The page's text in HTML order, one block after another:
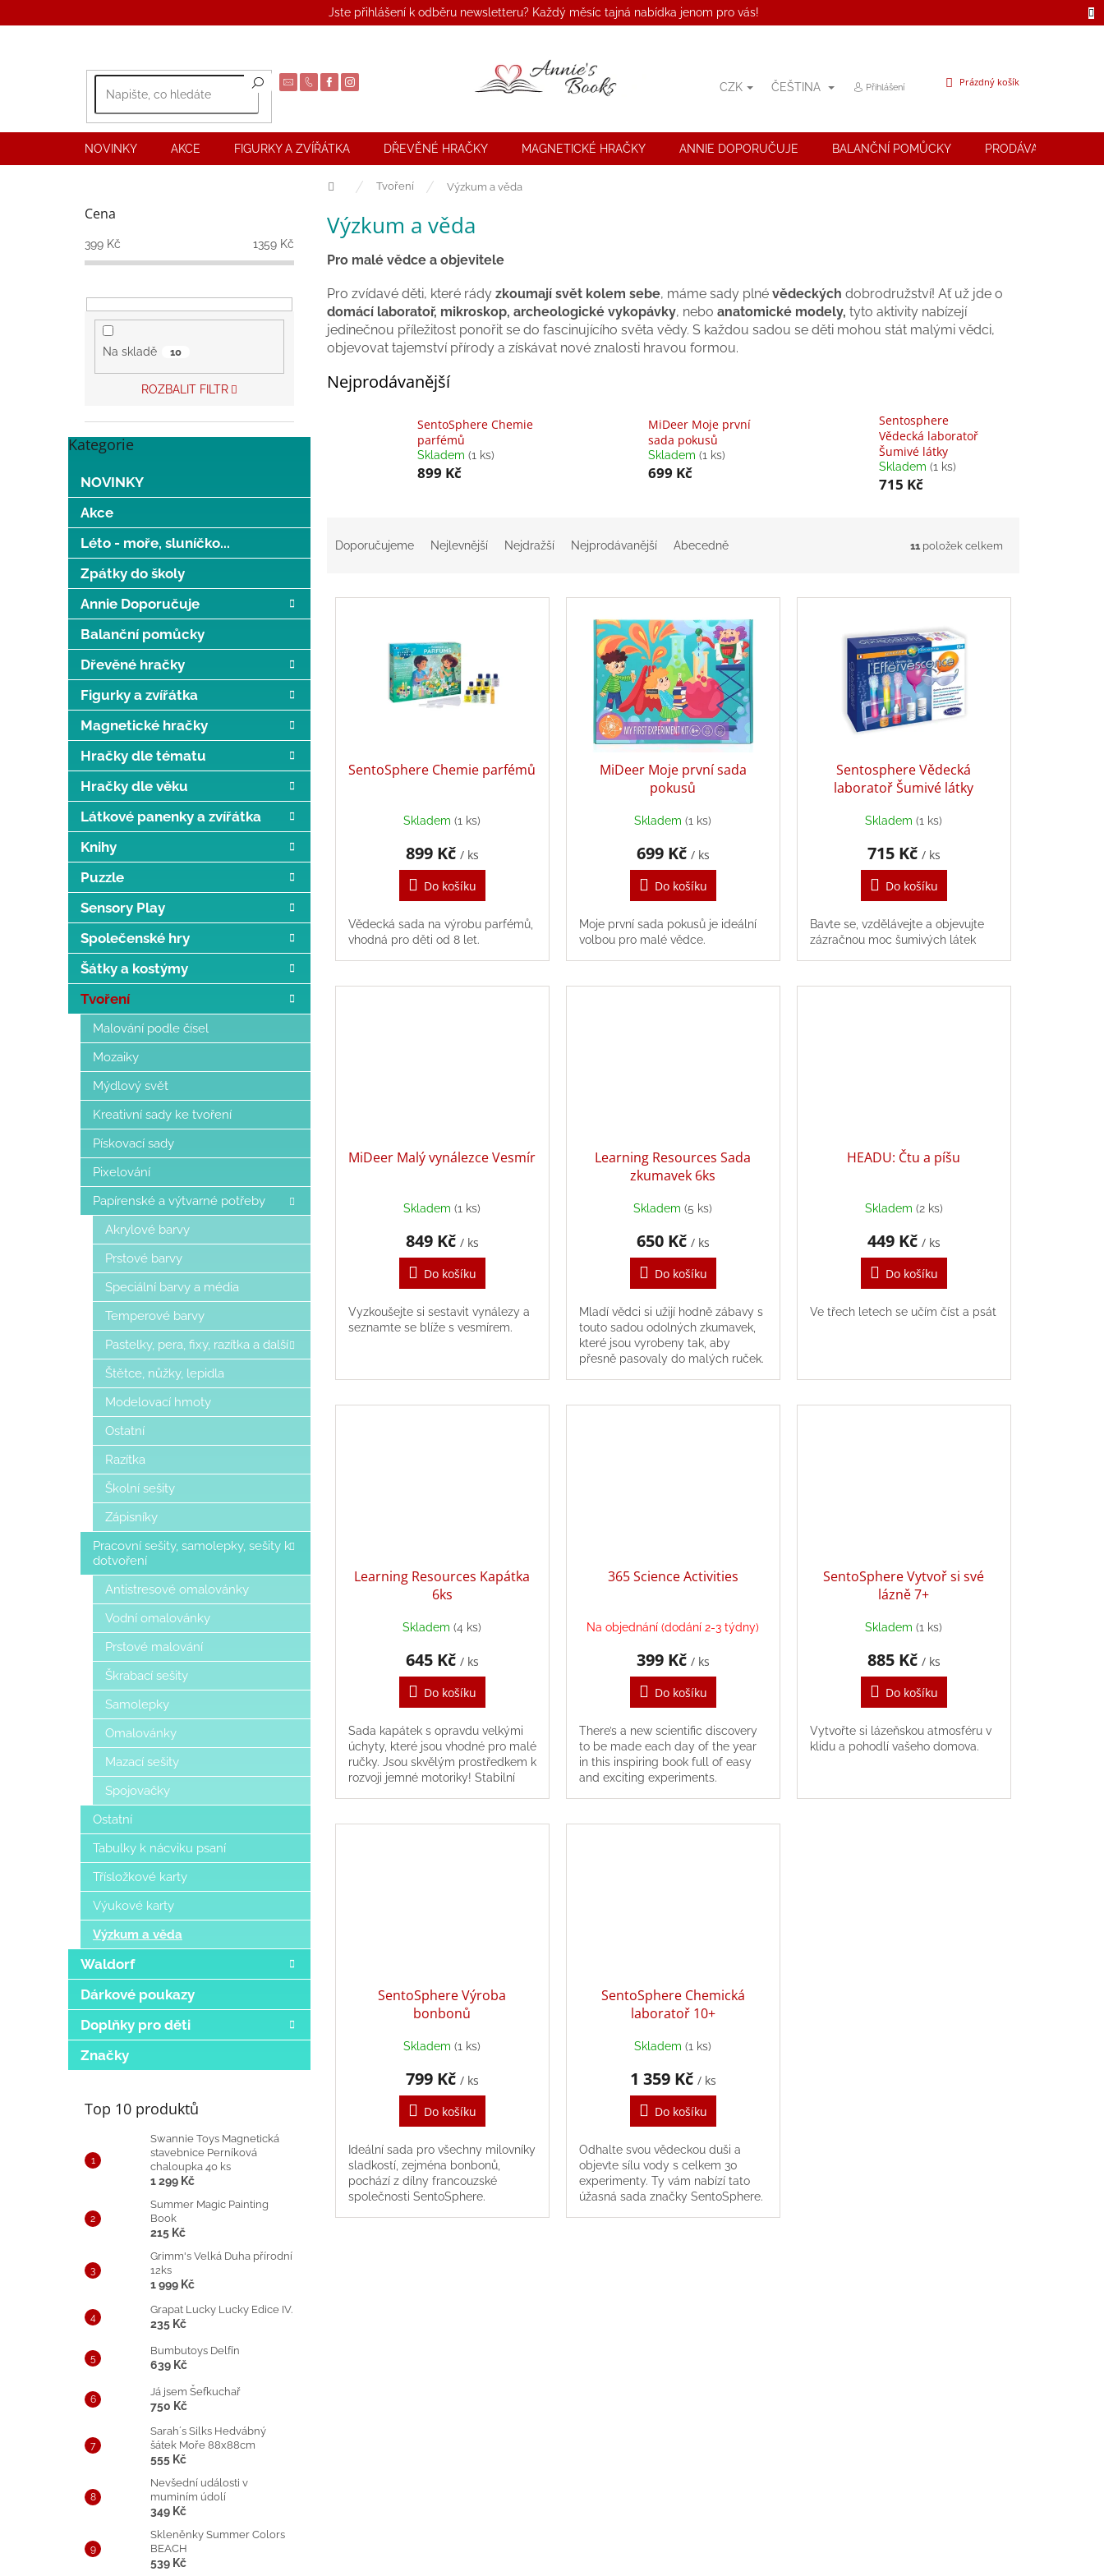
Jste přihlášení k odběru newsletteru? Každý měsíc tajná nabídka jenom pro vás!
CZK ČEŠTINA Přihlášení
NÁKUPNÍ
Prázdný košík
NOVINKY AKCE FIGURKY A ZVÍŘÁTKA DŘEVĚNÉ HRAČKY MAGNETICKÉ HRAČKY ANNIE DOPORUČUJE BALANČNÍ POMŮCKY PRODÁVANÉ ZNAČKY
Domů Tvoření Výzkum a věda
l
Cena
399 Kč 1359 Kč
Na skladě 10
ROZBALIT FILTR
Přeskočit
Kategorie
NOVINKY
Akce
Léto - moře, sluníčko...
Zpátky do školy
Annie Doporučuje
Balanční pomůcky
Dřevěné hračky
Figurky a zvířátka
Magnetické hračky
Hračky dle tématu
Hračky dle věku
Látkové panenky a zvířátka
Knihy
Puzzle
Sensory Play
Společenské hry
Šátky a kostýmy
Tvoření
Malování podle čísel
Mozaiky
Mýdlový svět
Kreativní sady ke tvoření
Pískovací sady
Pixelování
Papírenské a výtvarné potřeby
Akrylové barvy
Prstové barvy
Speciální barvy a média
Temperové barvy
Pastelky, pera, fixy, razítka a další
Štětce, nůžky, lepidla
Modelovací hmoty
Ostatní
Razítka
Školní sešity
Zápisníky
Pracovní sešity, samolepky, sešity k
dotvoření
Antistresové omalovánky
Vodní omalovánky
Prstové malování
Škrabací sešity
Samolepky
Omalovánky
Mazací sešity
Spojovačky
Ostatní
Tabulky k nácviku psaní
Třísložkové karty
Výukové karty
Výzkum a věda
Waldorf
Dárkové poukazy
Doplňky pro děti
Značky
Top 10 produktů
Swannie Toys Magnetická
stavebnice Perníková
chaloupka 40 ks
1 299 Kč
Summer Magic Painting
Book
215 Kč
Grimm's Velká Duha přírodní
12ks
1 999 Kč
Grapat Lucky Lucky Edice IV.
235 Kč
Bumbutoys Delfín
639 Kč
Já jsem Šefkuchař
750 Kč
Sarah´s Silks Hedvábný
šátek Moře 88x88cm
555 Kč
Nevšední události v
muminím údolí
349 Kč
Skleněnky Summer Colors
BEACH
539 Kč
Výzkum a věda
Pro malé vědce a objevitele
Pro zvídavé děti, které rády zkoumají svět kolem sebe, máme sady plné vědeckých dobrodružství! Ať už jde o
domácí laboratoř, mikroskop, archeologické vykopávky, nebo anatomické modely, tyto aktivity nabízejí
jedinečnou příležitost ponořit se do fascinujícího světa vědy. S každou sadou se děti mohou stát malými vědci,
objevovat tajemství přírody a získávat nové znalosti hravou formou.
Nejprodávanější
SentoSphere Chemie
parfémů
Skladem (1 ks)
899 Kč
MiDeer Moje první
sada pokusů
Skladem (1 ks)
699 Kč
Sentosphere
Vědecká laboratoř
Šumivé látky
Skladem (1 ks)
715 Kč
n
Doporučujeme Nejlevnější Nejdražší Nejprodávanější Abecedně 11 položek celkem
V
SentoSphere Chemie parfémů
Skladem(1 ks)
899 Kč / ks
Do košíku
Vědecká sada na výrobu parfémů,
vhodná pro děti od 8 let.
MiDeer Moje první sada
pokusů
Skladem(1 ks)
699 Kč / ks
Do košíku
Moje první sada pokusů je ideální
volbou pro malé vědce.
Sentosphere Vědecká
laboratoř Šumivé látky
Skladem(1 ks)
715 Kč / ks
Do košíku
Bavte se, vzdělávejte a objevujte
zázračnou moc šumivých látek
MiDeer Malý vynálezce Vesmír
Skladem(1 ks)
849 Kč / ks
Do košíku
Vyzkoušejte si sestavit vynálezy a
seznamte se blíže s vesmírem.
Learning Resources Sada
zkumavek 6ks
Skladem(5 ks)
650 Kč / ks
Do košíku
Mladí vědci si užijí hodně zábavy s
touto sadou odolných zkumavek,
které jsou vyrobeny tak, aby
přesně pasovaly do malých ruček.
HEADU: Čtu a píšu
Skladem (2 ks)
449 Kč / ks
Do košíku
Ve třech letech se učím číst a psát
Learning Resources Kapátka
6ks
Skladem(4 ks)
645 Kč / ks
Do košíku
Sada kapátek s opravdu velkými
úchyty, které jsou vhodné pro malé
ručky. Jsou skvělým prostředkem k
rozvoji jemné motoriky! Stabilní
365 Science Activities
Na objednání (dodání 2-3 týdny)
399 Kč / ks
Do košíku
There’s a new scientific discovery
to be made each day of the year
in this inspiring book full of easy
and exciting experiments.
SentoSphere Vytvoř si své
lázně 7+
Skladem(1 ks)
885 Kč / ks
Do košíku
Vytvořte si lázeňskou atmosféru v
klidu a pohodlí vašeho domova.
SentoSphere Výroba
bonbonů
Skladem(1 ks)
799 Kč / ks
Do košíku
Ideální sada pro všechny milovníky
sladkostí, zejména bonbonů,
pochází z dílny francouzské
společnosti SentoSphere.
SentoSphere Chemická
laboratoř 10+
Skladem(1 ks)
1 359 Kč / ks
Do košíku
Odhalte svou vědeckou duši a
objevte sílu vody s celkem 30
experimenty. Ty vám nabízí tato
úžasná sada značky SentoSphere.